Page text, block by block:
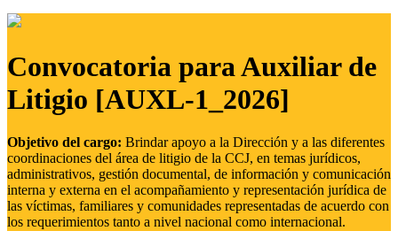
Convocatoria para Auxiliar de
Litigio [AUXL-1_2026]
Objetivo del cargo: Brindar apoyo a la Dirección y a las diferentes
coordinaciones del área de litigio de la CCJ, en temas jurídicos,
administrativos, gestión documental, de información y comunicación
interna y externa en el acompañamiento y representación jurídica de
las víctimas, familiares y comunidades representadas de acuerdo con
los requerimientos tanto a nivel nacional como internacional.